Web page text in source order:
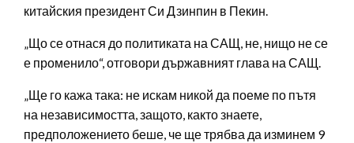
китайския президент Си Дзинпин в Пекин.
„Що се отнася до политиката на САЩ, не, нищо не се
е променило“, отговори държавният глава на САЩ.
„Ще го кажа така: не искам никой да поеме по пътя
на независимостта, защото, както знаете,
предположението беше, че ще трябва да изминем 9